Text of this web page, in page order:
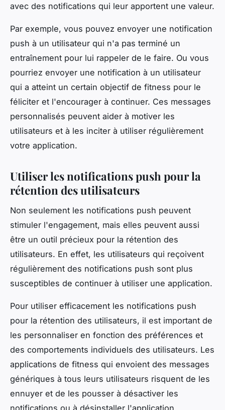
avec des notifications qui leur apportent une valeur.
Par exemple, vous pouvez envoyer une notification
push à un utilisateur qui n'a pas terminé un
entraînement pour lui rappeler de le faire. Ou vous
pourriez envoyer une notification à un utilisateur
qui a atteint un certain objectif de fitness pour le
féliciter et l'encourager à continuer. Ces messages
personnalisés peuvent aider à motiver les
utilisateurs et à les inciter à utiliser régulièrement
votre application.
Utiliser les notifications push pour la
rétention des utilisateurs
Non seulement les notifications push peuvent
stimuler l'engagement, mais elles peuvent aussi
être un outil précieux pour la rétention des
utilisateurs. En effet, les utilisateurs qui reçoivent
régulièrement des notifications push sont plus
susceptibles de continuer à utiliser une application.
Pour utiliser efficacement les notifications push
pour la rétention des utilisateurs, il est important de
les personnaliser en fonction des préférences et
des comportements individuels des utilisateurs. Les
applications de fitness qui envoient des messages
génériques à tous leurs utilisateurs risquent de les
ennuyer et de les pousser à désactiver les